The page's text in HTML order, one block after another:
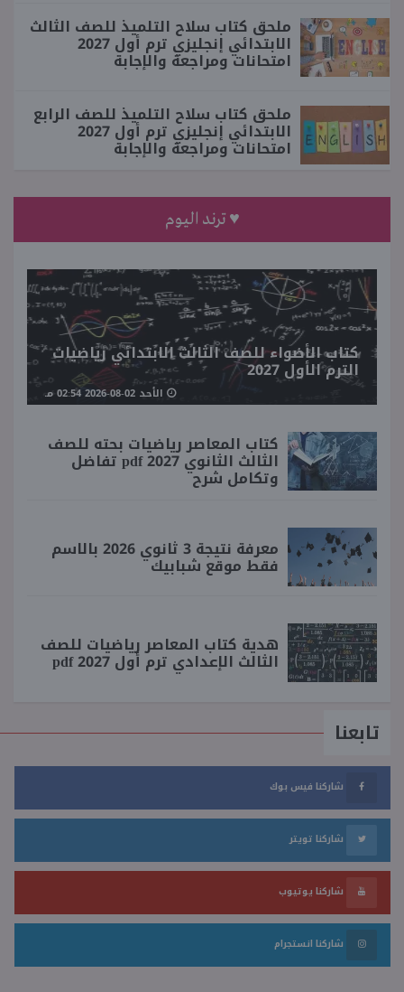
ملحق كتاب سلاح التلميذ للصف الثالث
الابتدائي إنجليزي ترم أول 2027
امتحانات ومراجعة والإجابة
ملحق كتاب سلاح التلميذ للصف الرابع
الابتدائي إنجليزي ترم أول 2027
امتحانات ومراجعة والإجابة
♥ ترند اليوم
كتاب الأضواء للصف الثالث الابتدائي رياضيات
الترم الأول 2027
الأحد 02-08-2026 02:54 مـ
كتاب المعاصر رياضيات بحته للصف
الثالث الثانوي 2027 pdf تفاضل
وتكامل شرح
معرفة نتيجة 3 ثانوي 2026 بالاسم
فقط موقع شبابيك
هدية كتاب المعاصر رياضيات للصف
الثالث الإعدادي ترم أول 2027 pdf
تابعنا
شاركنا فيس بوك
شاركنا تويتر
شاركنا يوتيوب
شاركنا انستجرام